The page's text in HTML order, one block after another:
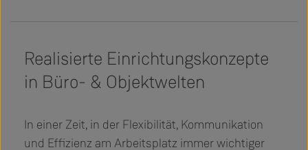
Realisierte Einrichtungskonzepte
in Büro- & Objektwelten
In einer Zeit, in der Flexibilität, Kommunikation
und Effizienz am Arbeitsplatz immer wichtiger